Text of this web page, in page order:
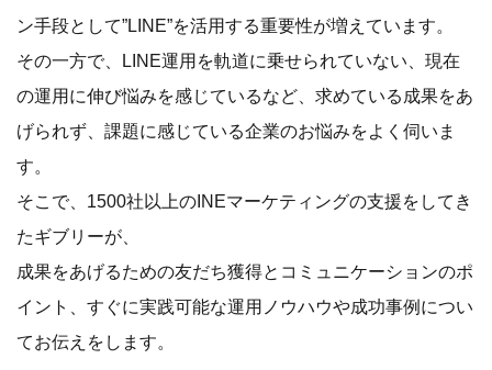
ン手段として”LINE”を活用する重要性が増えています。
その一方で、LINE運用を軌道に乗せられていない、現在
の運用に伸び悩みを感じているなど、求めている成果をあ
げられず、課題に感じている企業のお悩みをよく伺いま
す。
そこで、1500社以上のINEマーケティングの支援をしてき
たギブリーが、
成果をあげるための友だち獲得とコミュニケーションのポ
イント、すぐに実践可能な運用ノウハウや成功事例につい
てお伝えをします。